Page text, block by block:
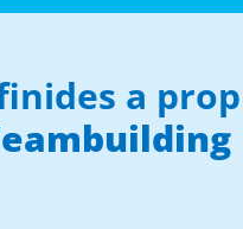
a prop